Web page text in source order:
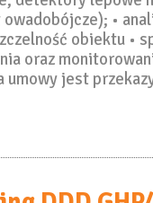
•
obiektu •
oraz
jest